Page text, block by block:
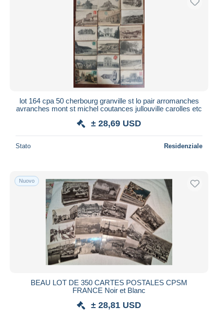
lot 164 cpa 50 cherbourg granville st lo pair arromanches
avranches mont st michel coutances jullouville carolles etc
± 28,69 USD
Stato Residenziale
Nuovo
BEAU LOT DE 350 CARTES POSTALES CPSM
FRANCE Noir et Blanc
± 28,81 USD